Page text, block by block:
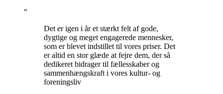
“
Det er igen i år et stærkt felt af gode,
dygtige og meget engagerede mennesker,
som er blevet indstillet til vores priser. Det
er altid en stor glæde at fejre dem, der så
dedikeret bidrager til fællesskaber og
sammenhængskraft i vores kultur- og
foreningsliv